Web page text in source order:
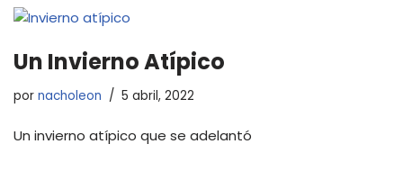
Un Invierno Atípico
por nacholeon 5 abril, 2022
Un invierno atípico que se adelantó